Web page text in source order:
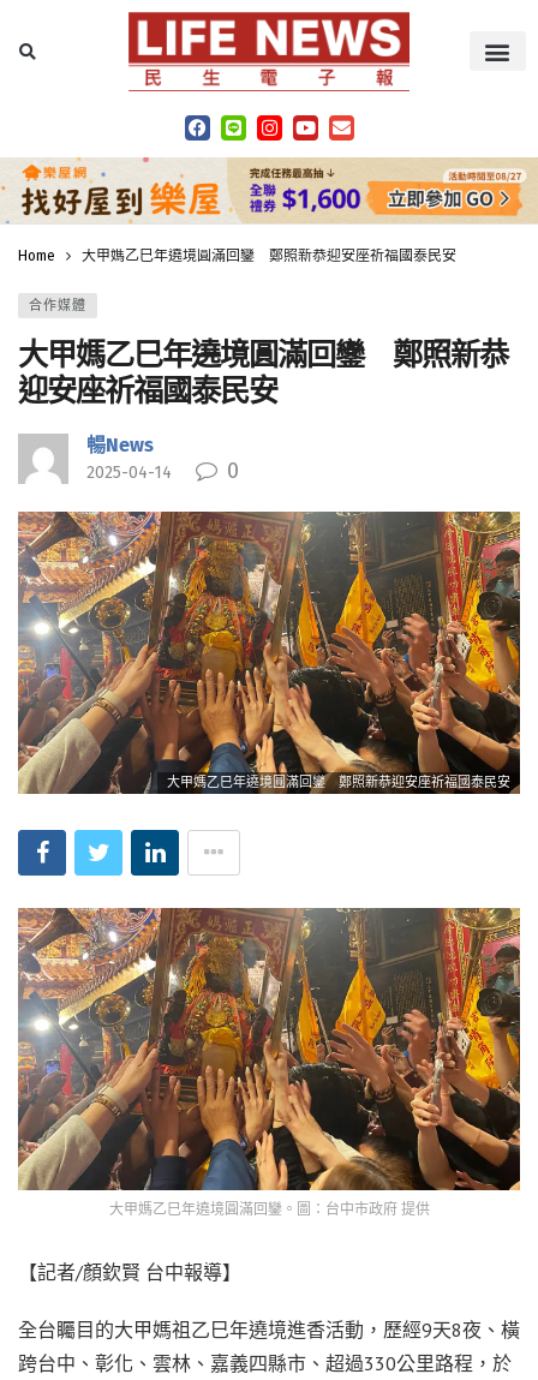
Home 大甲媽乙巳年遶境圓滿回鑾 鄭照新恭迎安座祈福國泰民安
合作媒體
大甲媽乙巳年遶境圓滿回鑾 鄭照新恭
迎安座祈福國泰民安
暢News
2025-04-14 0
大甲媽乙巳年遶境圓滿回鑾 鄭照新恭迎安座祈福國泰民安
大甲媽乙巳年遶境圓滿回鑾。圖：台中市政府 提供
【記者/顏欽賢 台中報導】
全台矚目的大甲媽祖乙巳年遶境進香活動，歷經9天8夜、橫
跨台中、彰化、雲林、嘉義四縣市、超過330公里路程，於